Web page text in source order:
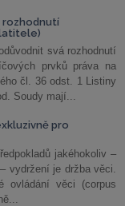
rozhodnutí
svá rozhodnutí
prvků práva na
čl. 36 odst. 1 Listiny
Soudy mají...
pro
jakéhokoliv –
vydržení je držba věci.
ovládání věci (corpus